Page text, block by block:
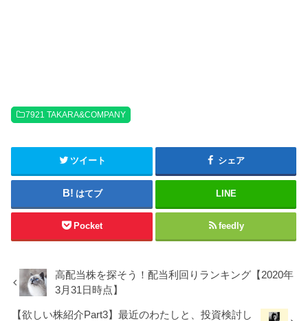
7921 TAKARA&COMPANY
ツイート シェア
はてブ LINE
Pocket feedly
高配当株を探そう！配当利回りランキング【2020年
3月31日時点】
【欲しい株紹介Part3】最近のわたしと、投資検討し